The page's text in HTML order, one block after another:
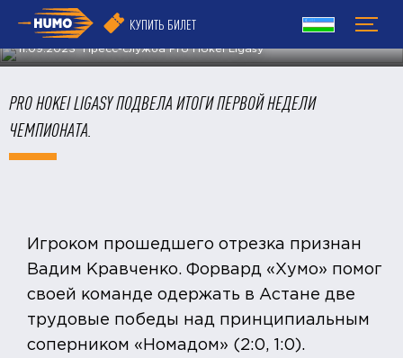
КУПИТЬ БИЛЕТ
11.09.2023 Пресс-служба Pro Hokei Ligasy
PRO HOKEI LIGASY ПОДВЕЛА ИТОГИ ПЕРВОЙ НЕДЕЛИ
ЧЕМПИОНАТА.
Игроком прошедшего отрезка признан
Вадим Кравченко. Форвард «Хумо» помог
своей команде одержать в Астане две
трудовые победы над принципиальным
соперником «Номадом» (2:0, 1:0).